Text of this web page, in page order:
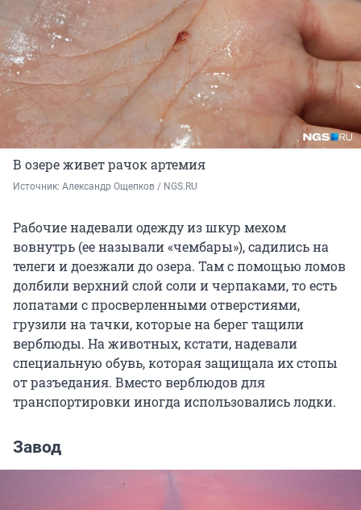
В озере живет рачок артемия
Источник: Александр Ощепков / NGS.RU
Рабочие надевали одежду из шкур мехом
вовнутрь (ее называли «чембары»), садились на
телеги и доезжали до озера. Там с помощью ломов
долбили верхний слой соли и черпаками, то есть
лопатами с просверленными отверстиями,
грузили на тачки, которые на берег тащили
верблюды. На животных, кстати, надевали
специальную обувь, которая защищала их стопы
от разъедания. Вместо верблюдов для
транспортировки иногда использовались лодки.
Завод